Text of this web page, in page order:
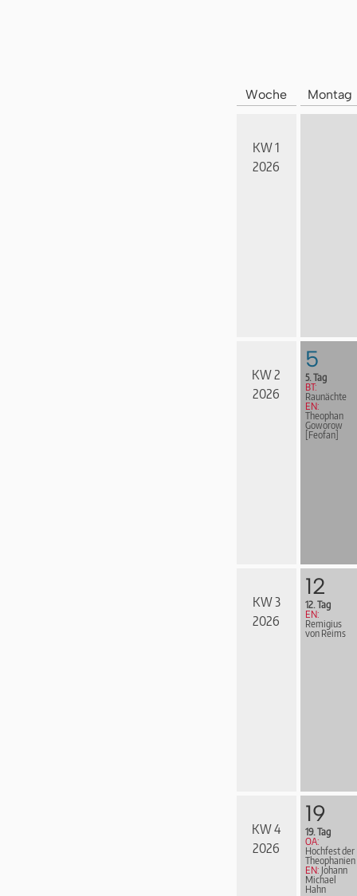
Woche Montag
KW 1
2026
KW 2
2026
5
5. Tag
BT:
Raunächte
EN:
Theophan
Goworow
[Feofan]
KW 3
2026
12
12. Tag
EN:
Remigius
von Reims
KW 4
2026
19
19. Tag
OA:
Hochfest der
Theophanien
EN: Johann
Michael
Hahn